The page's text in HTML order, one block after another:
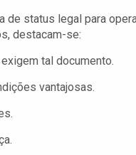
de status legal para
destacam-se:
tal documento.
vantajosas.